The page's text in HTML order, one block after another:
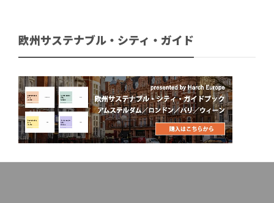
欧州サステナブル・シティ・ガイド